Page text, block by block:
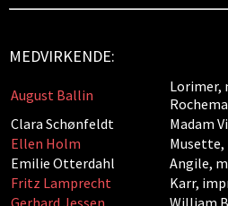
MEDVIRKENDE:
August Ballin
Lorimer,
Clara Schønfeldt
Madam
Ellen Holm
Musette,
Emilie Otterdahl
Angile,
Fritz Lamprecht
Karr,
Gerhard Jessen
William